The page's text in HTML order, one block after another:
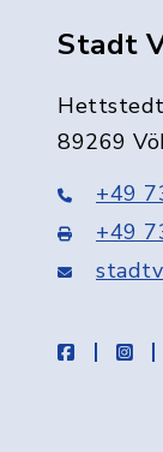
Stadt
89269
+49
+49
facebook